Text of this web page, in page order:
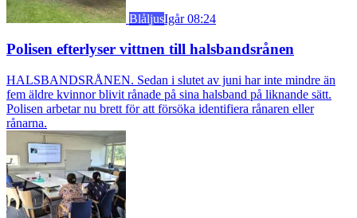
BlåljusIgår 08:24
Polisen efterlyser vittnen till halsbandsrånen
HALSBANDSRÅNEN. Sedan i slutet av juni har inte mindre än
fem äldre kvinnor blivit rånade på sina halsband på liknande sätt.
Polisen arbetar nu brett för att försöka identifiera rånaren eller
rånarna.